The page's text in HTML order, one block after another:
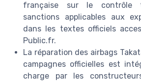
française sur le contrôle
sanctions applicables aux
dans les textes officiels
Public.fr.
La réparation des airbags
campagnes officielles est
charge par les